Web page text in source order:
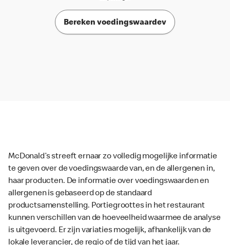
Bereken voedingswaardev
McDonald’s streeft ernaar zo volledig mogelijke informatie
te geven over de voedingswaarde van, en de allergenen in,
haar producten. De informatie over voedingswaarden en
allergenen is gebaseerd op de standaard
productsamenstelling. Portiegroottes in het restaurant
kunnen verschillen van de hoeveelheid waarmee de analyse
is uitgevoerd. Er zijn variaties mogelijk, afhankelijk van de
lokale leverancier, de regio of de tijd van het jaar.